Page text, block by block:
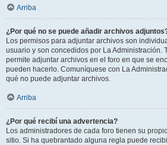
Arriba
¿Por qué no se puede añadir archivos
Los permisos para adjuntar archivos son
usuario y son concedidos por La Administración.
permite adjuntar archivos en el foro en que se
pueden hacerlo. Comuníquese con La
qué no puede adjuntar archivos.
Arriba
¿Por qué recibí una advertencia?
Los administradores de cada foro tienen su
sitio. Si ha quebrantado alguna regla puede